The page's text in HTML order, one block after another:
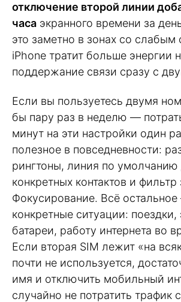
отключение второй линии
часа экранного времени за
это заметно в зонах со слабым
iPhone тратит больше энергии
поддержание связи сразу с
Если вы пользуетесь двумя
бы пару раз в неделю —
минут на эти настройки один
полезное в повседневности:
рингтоны, линия по умолчанию
конкретных контактов и фильтр
Фокусирование. Всё
конкретные ситуации:
батареи, работу интернета во
Если вторая SIM лежит «на
почти не используется,
имя и отключить мобильный
случайно не потратить трафик